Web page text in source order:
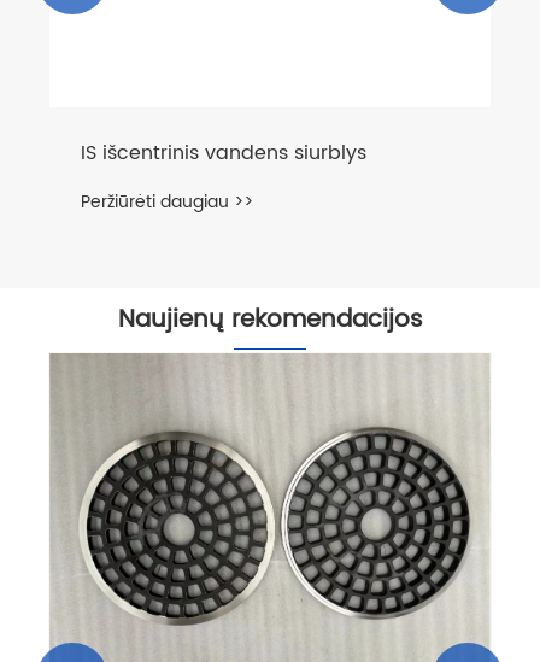
IS išcentrinis vandens siurblys
Peržiūrėti daugiau >>
Naujienų rekomendacijos